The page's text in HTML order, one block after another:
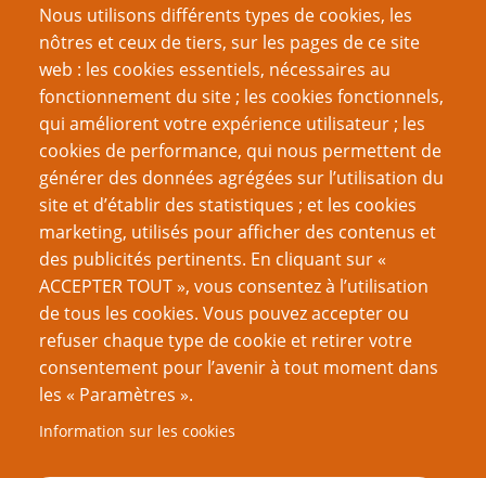
Nous utilisons différents types de cookies, les
nôtres et ceux de tiers, sur les pages de ce site
web : les cookies essentiels, nécessaires au
fonctionnement du site ; les cookies fonctionnels,
qui améliorent votre expérience utilisateur ; les
cookies de performance, qui nous permettent de
générer des données agrégées sur l’utilisation du
site et d’établir des statistiques ; et les cookies
marketing, utilisés pour afficher des contenus et
des publicités pertinents. En cliquant sur «
ACCEPTER TOUT », vous consentez à l’utilisation
de tous les cookies. Vous pouvez accepter ou
refuser chaque type de cookie et retirer votre
consentement pour l’avenir à tout moment dans
les « Paramètres ».
Information sur les cookies
Créer un nouveau compte
Réinitialiser votre mot de passe
Du même auteur
Défi PTGPTB Trois Fois Forgé, 11e édition
(communiqué) Ouverture de l’Académie PTGPTB de
Roleplaying Games
Ebook 31 : Qui trop combat le Dragon...
Ebook 30 : 30, v'la les flics
Ebook 29 : Trouver des Joueurs et des Joueuses
Ebook 28 : Les visages du Dragon
Ebook 27 : 18+ ; thématiques adultes et JdR
Jouer au JdR même confiné
Ebook 24 : Peindre un univers fictif réaliste